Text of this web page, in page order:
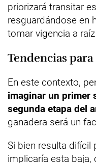
priorizará transitar
resguardándose en
tomar vigencia a
Tendencias para
En este contexto,
imaginar un primer
segunda etapa del
ganadera será un
Si bien resulta difícil
implicaría esta